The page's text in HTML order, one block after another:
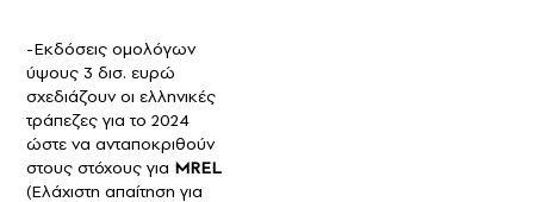
-Εκδόσεις ομολόγων
ύψους 3 δισ. ευρώ
σχεδιάζουν οι ελληνικές
τράπεζες για το 2024
ώστε να ανταποκριθούν
στους στόχους για MREL
(Ελάχιστη απαίτηση για